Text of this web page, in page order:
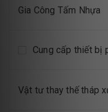
Gia Công Tấm Nhựa
Cung cấp thiết bị
Vật tư thay thế tháp